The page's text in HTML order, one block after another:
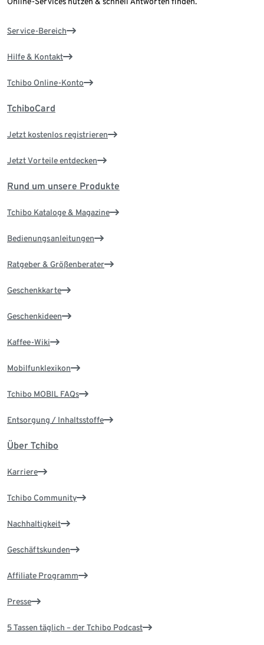
Service-Bereich
Hilfe & Kontakt
Tchibo Online-Konto
TchiboCard
Jetzt kostenlos registrieren
Jetzt Vorteile entdecken
Rund um unsere Produkte
Tchibo Kataloge & Magazine
Bedienungsanleitungen
Ratgeber & Größenberater
Geschenkkarte
Geschenkideen
Kaffee-Wiki
Mobilfunklexikon
Tchibo MOBIL FAQs
Entsorgung / Inhaltsstoffe
Über Tchibo
Karriere
Tchibo Community
Nachhaltigkeit
Geschäftskunden
Affiliate Programm
Presse
5 Tassen täglich – der Tchibo Podcast